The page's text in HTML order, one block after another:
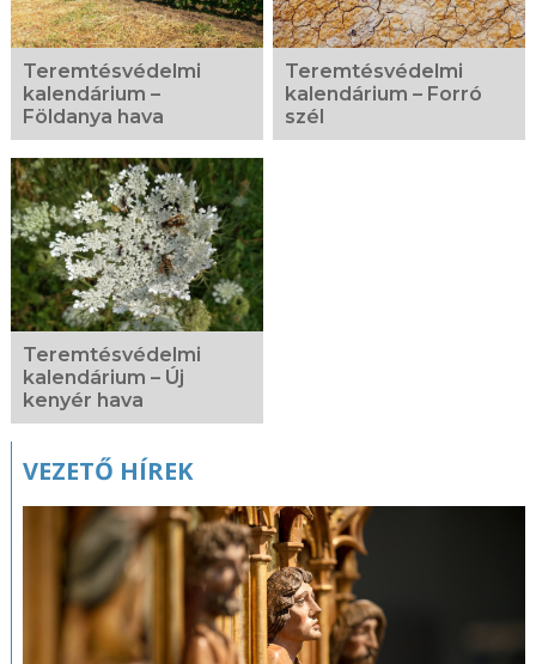
Teremtésvédelmi
kalendárium –
Földanya hava
Teremtésvédelmi
kalendárium – Forró
szél
Teremtésvédelmi
kalendárium – Új
kenyér hava
VEZETŐ HÍREK